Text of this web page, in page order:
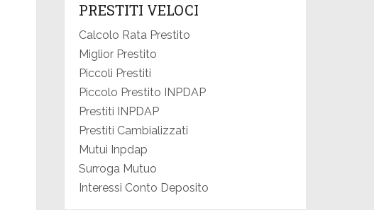
PRESTITI VELOCI
Calcolo Rata Prestito
Miglior Prestito
Piccoli Prestiti
Piccolo Prestito INPDAP
Prestiti INPDAP
Prestiti Cambializzati
Mutui Inpdap
Surroga Mutuo
Interessi Conto Deposito